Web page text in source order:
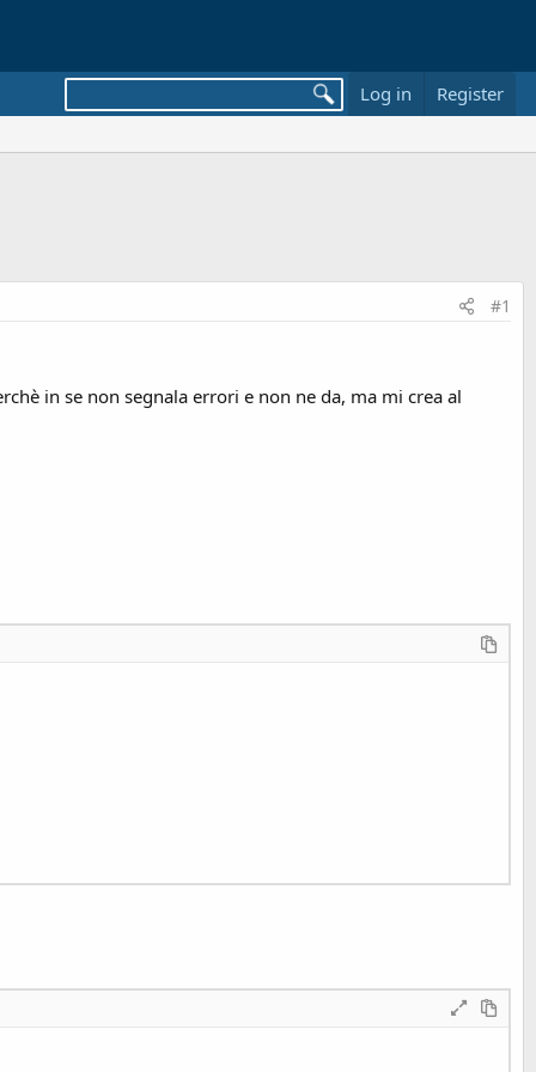
Log in Register
#1
in se non segnala errori e non ne da, ma mi crea al